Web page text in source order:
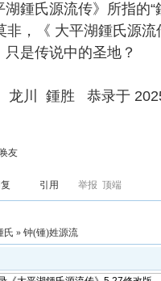
湖鍾氏源流传》所指的
，《 大平湖鍾氏源流
只是传说中的圣地？
鍾胜 恭录于
友
引用 举报 顶端
氏 » 钟(锺)姓源流